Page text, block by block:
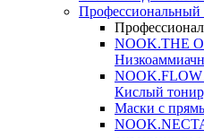
Профессиональный
NOOK.THE
NOOK.FLOW
Кислый
Маски с